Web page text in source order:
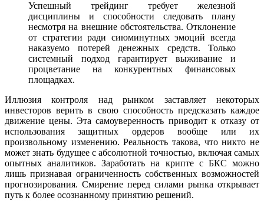
Успешный трейдинг требует железной
дисциплины и способности следовать плану
несмотря на внешние обстоятельства. Отклонение
от стратегии ради сиюминутных эмоций всегда
наказуемо потерей денежных средств. Только
системный подход гарантирует выживание и
процветание на конкурентных финансовых
площадках.
Иллюзия контроля над рынком заставляет некоторых
инвесторов верить в свою способность предсказать каждое
движение цены. Эта самоуверенность приводит к отказу от
использования защитных ордеров вообще или их
произвольному изменению. Реальность такова, что никто не
может знать будущее с абсолютной точностью, включая самых
опытных аналитиков. Заработать на крипте с БКС можно
лишь признавая ограниченность собственных возможностей
прогнозирования. Смирение перед силами рынка открывает
путь к более осознанному принятию решений.